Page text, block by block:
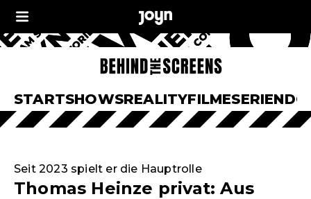
STARTSHOWSREALITYFILMESERIEN
Seit 2023 spielt er die Hauptrolle
Thomas Heinze privat: Aus